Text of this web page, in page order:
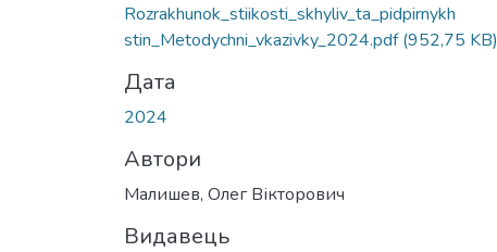
Rozrakhunok_stiikosti_skhyliv_ta_pidpirnykh
stin_Metodychni_vkazivky_2024.pdf(952,75 KB)
Дата
2024
Автори
Малишев, Олег Вікторович
Видавець